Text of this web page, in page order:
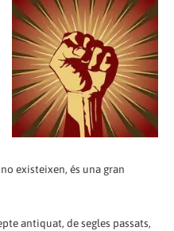
existeixen, és una gran
antiquat, de segles passats,